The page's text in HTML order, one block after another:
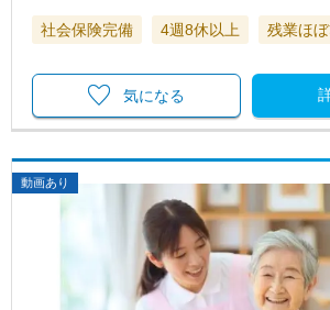
社会保険完備 4週8休以上 残業ほ
気になる
動画あり